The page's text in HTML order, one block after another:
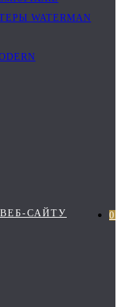
WATERMAN
0
САЙТУ